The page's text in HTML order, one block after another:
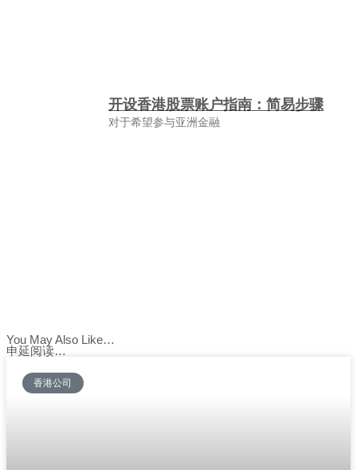
开设香港股票账户指南：简易步骤
对于希望参与亚洲金融
You May Also Like…
申延阅读…
香港公司